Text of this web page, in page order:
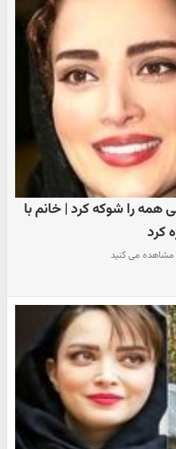
همه را شوکه کرد | خانم با
کرد
مشاهده می کنید